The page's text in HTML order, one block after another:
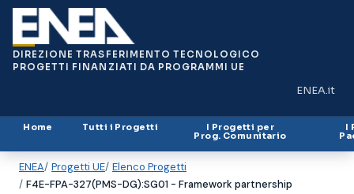
DIREZIONE TRASFERIMENTO TECNOLOGICO
PROGETTI FINANZIATI DA PROGRAMMI UE
ENEA.it
(si apre in
Home Tutti i Progetti I Progetti per
Prog. Comunitario
I
ENEA Progetti UE Elenco Progetti
F4E-FPA-327(PMS-DG):SG01 - Framework partnership